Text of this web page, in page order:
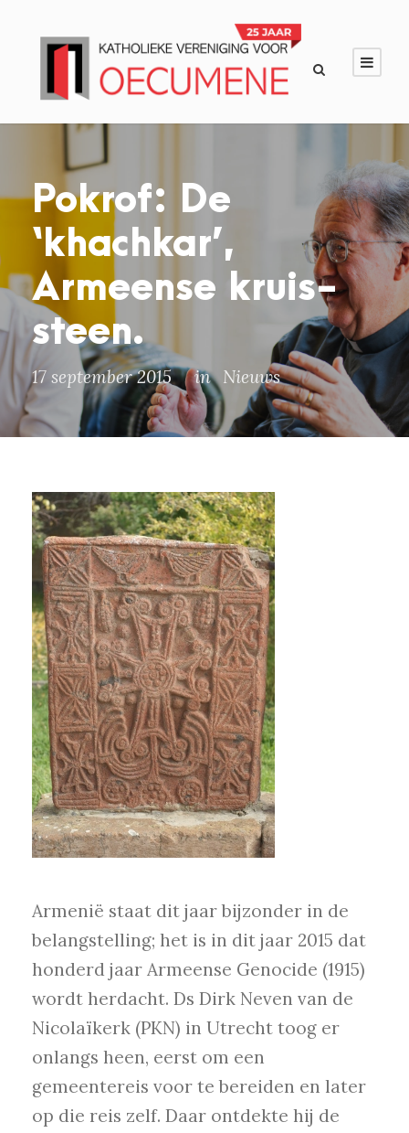
Pokrof: De
‘khachkar’,
Armeense kruis-
steen.
17 september 2015 in Nieuws
Armenië staat dit jaar bijzonder in de
belangstelling; het is in dit jaar 2015 dat
honderd jaar Armeense Genocide (1915)
wordt herdacht. Ds Dirk Neven van de
Nicolaïkerk (PKN) in Utrecht toog er
onlangs heen, eerst om een
gemeentereis voor te bereiden en later
op die reis zelf. Daar ontdekte hij de